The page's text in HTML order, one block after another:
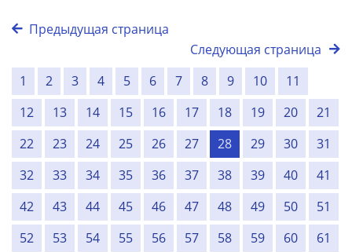
Предыдущая страница
Следующая страница
1
2 3 4 5 6 7 8 9 10
11
12
13 14 15 16 17 18 19 20
21
22
23 24 25 26 27 28 29 30
31
32
33 34 35 36 37 38 39 40
41
42
43 44 45 46 47 48 49 50
51
52
53 54 55 56 57 58 59 60
61